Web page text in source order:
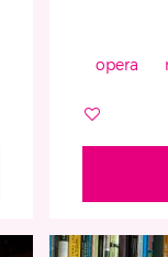
opera